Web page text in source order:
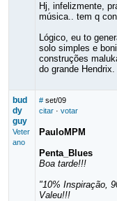
Hj, infelizmente,
música.. tem q
Lógico, eu to
solo simples e
construções
do grande Hendrix.
bud
dy
guy
Veter
ano
# set/09
citar· votar
PauloMPM
Penta_Blues
Boa tarde!!!
"10% Inspiração,
Valeu!!!